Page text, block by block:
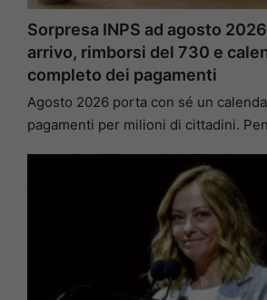
Sorpresa INPS ad agosto
arrivo, rimborsi del 730 e
completo dei pagamenti
Agosto 2026 porta con sé un
pagamenti per milioni di cittadini.